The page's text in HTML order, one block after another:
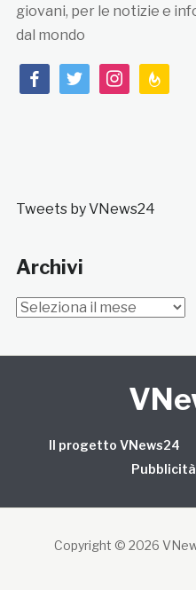
giovani, per le notizie e
dal mondo
facebooktwitterinstagram
Tweets by VNews24
Archivi
Archivi
Il progetto VNews24
Pubblicità
Copyright © 2026